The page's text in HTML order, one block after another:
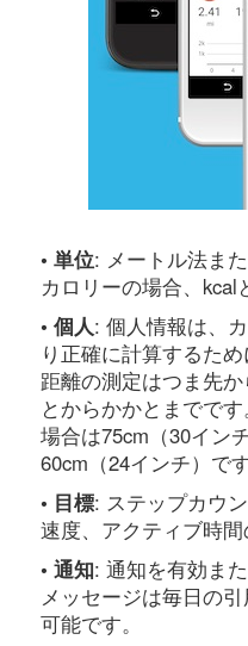
• 単位: メートル法ま
カロリーの場合、kcal
• 個人: 個人情報は、
り正確に計算するた
距離の測定はつま先
とからかかとまでで
場合は75cm（30イン
60cm（24インチ）です
• 目標: ステップカウ
速度、アクティブ時間
• 通知: 通知を有効ま
メッセージは毎日の
可能です。